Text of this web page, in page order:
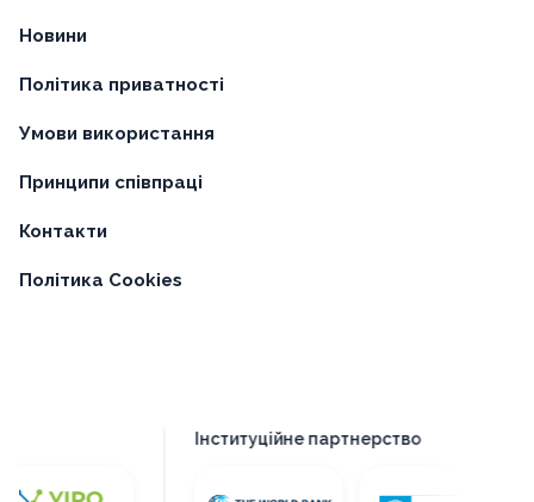
Новини
Політика приватності
Умови використання
Принципи співпраці
Контакти
Політика Cookies
Інституційне партнерство